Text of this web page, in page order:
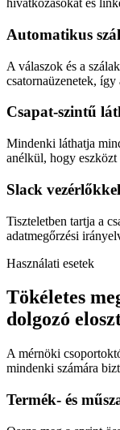
hivatkozásokat és
Automatikus
A válaszok és a
csatornaüzenetek,
Csapat-szintű
Mindenki láthatja
anélkül, hogy
Slack
Tiszteletben tartja a
adatmegőrzési
Használati esetek
Tökéletes
dolgozó
A mérnöki
mindenki számára
Termék- és